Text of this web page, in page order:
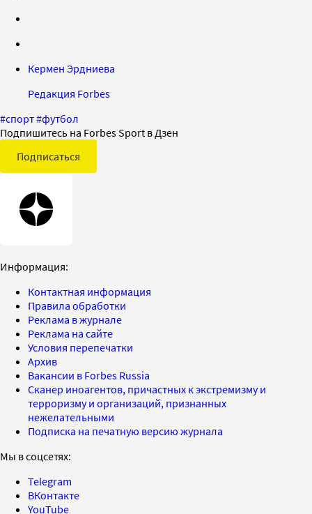
Кермен Эрдниева
Редакция Forbes
#спорт#футбол
Подпишитесь на Forbes Sport в Дзен
Подписаться
Информация:
Контактная информация
Правила обработки
Реклама в журнале
Реклама на сайте
Условия перепечатки
Архив
Вакансии в Forbes Russia
Сканер иноагентов, причастных к экстремизму и
терроризму и организаций, признанных
нежелательными
Подписка на печатную версию журнала
Мы в соцсетях:
Telegram
ВКонтакте
YouTube